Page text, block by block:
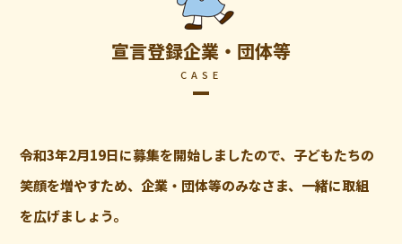
宣言登録企業・団体等
CASE
令和3年2月19日に募集を開始しましたので、子どもたちの
笑顔を増やすため、企業・団体等のみなさま、一緒に取組
を広げましょう。